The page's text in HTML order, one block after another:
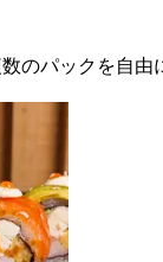
のパックを自由